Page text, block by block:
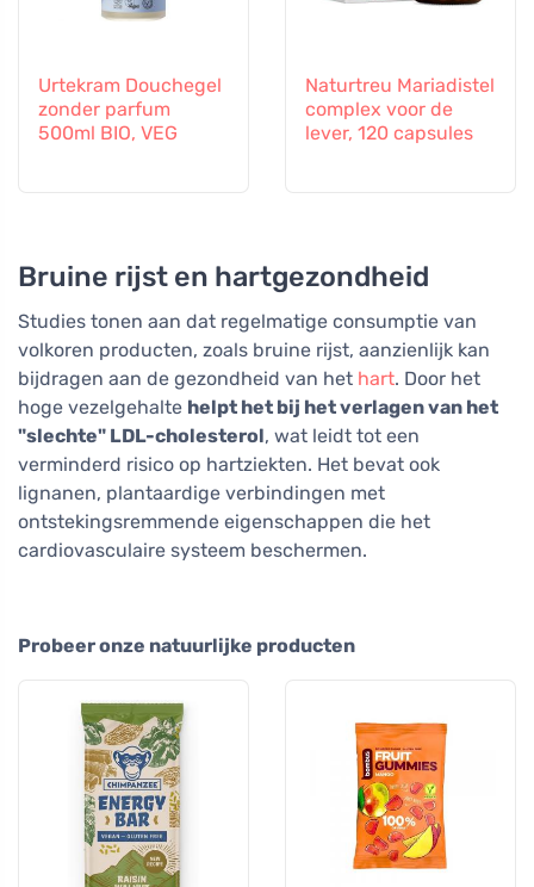
Urtekram Douchegel
zonder parfum
500ml BIO, VEG
Naturtreu Mariadistel
complex voor de
lever, 120 capsules
Bruine rijst en hartgezondheid
Studies tonen aan dat regelmatige consumptie van
volkoren producten, zoals bruine rijst, aanzienlijk kan
bijdragen aan de gezondheid van het hart. Door het
hoge vezelgehalte helpt het bij het verlagen van het
"slechte" LDL-cholesterol, wat leidt tot een
verminderd risico op hartziekten. Het bevat ook
lignanen, plantaardige verbindingen met
ontstekingsremmende eigenschappen die het
cardiovasculaire systeem beschermen.
Probeer onze natuurlijke producten